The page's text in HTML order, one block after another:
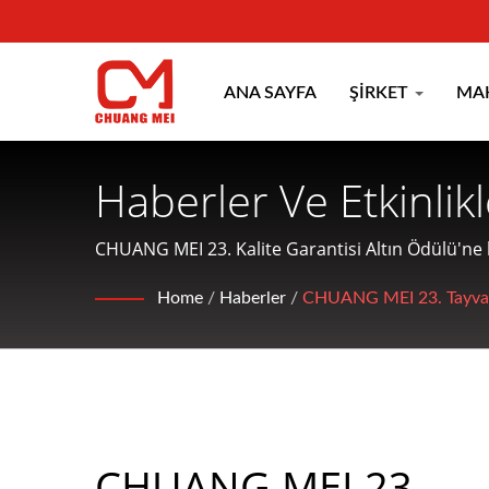
ANA SAYFA ŞIRKET
Haberler Ve
Koşullandırma
CO.
CHUANG MEI 23. Kalite Garantisi Altın Ödülü'ne
Home / Haberler / CHUANG MEI 23.